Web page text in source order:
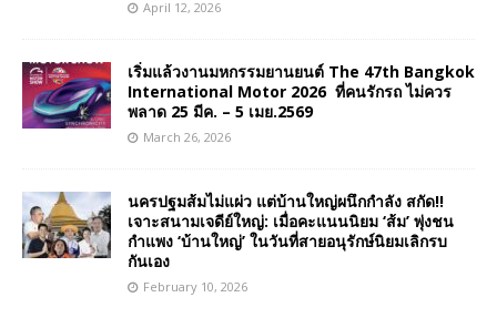
April 12, 2026
เริ่มแล้วงานมหกรรมยานยนต์ The 47th Bangkok
International Motor 2026 ที่คนรักรถ ไม่ควร
พลาด 25 มีค. – 5 เมย.2569
March 26, 2026
นครปฐมส้มไม่แผ่ว แต่บ้านใหญ่ผนึกกำลัง สกัด!!
เจาะสนามเจดีย์ใหญ่: เมื่อคะแนนนิยม ‘ส้ม’ พุ่งชน
กำแพง ‘บ้านใหญ่’ ในวันที่สายอนุรักษ์นิยมเลิกรบ
กันเอง
February 10, 2026